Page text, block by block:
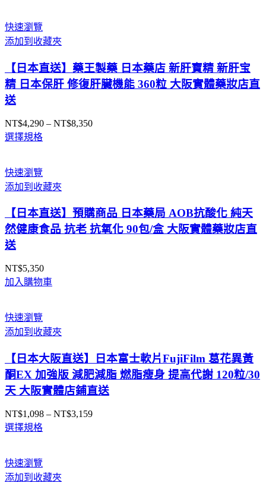
快速瀏覽
添加到收藏夾
【日本直送】藥王製藥 日本藥店 新肝寶精 新肝宝
精 日本保肝 修復肝臟機能 360粒 大阪實體藥妝店直
送
NT$4,290 – NT$8,350價
NT$8,350
選擇規格
快速瀏覽
添加到收藏夾
【日本直送】預購商品 日本藥局 AOB抗酸化 純天
然健康食品 抗老 抗氧化 90包/盒 大阪實體藥妝店直
送
NT$5,350
加入購物車
快速瀏覽
添加到收藏夾
【日本大阪直送】日本富士軟片FujiFilm 葛花異黃
酮EX 加強版 減肥減脂 燃脂瘦身 提高代謝 120粒/30
天 大阪實體店鋪直送
NT$1,098 – NT$3,159價
選擇規格
快速瀏覽
添加到收藏夾